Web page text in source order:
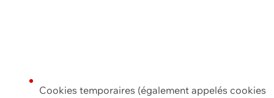
Cookies temporaires (également appelés cookies